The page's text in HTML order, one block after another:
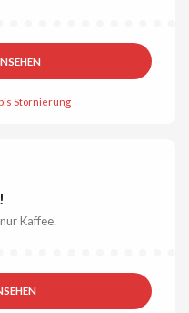
Stornierung
Kaffee.